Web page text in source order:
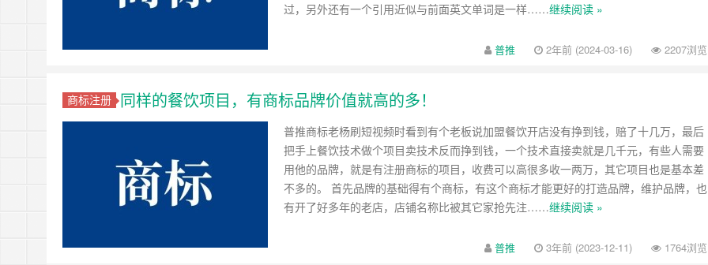
过，另外还有一个引用近似与前面英文单词是一样……继续阅读 »
普推 2年前 (2024-03-16) 2207浏览
商标注册 同样的餐饮项目，有商标品牌价值就高的多！
普推商标老杨刷短视频时看到有个老板说加盟餐饮开店没有挣到钱，赔了十几万，最后
把手上餐饮技术做个项目卖技术反而挣到钱，一个技术直接卖就是几千元，有些人需要
用他的品牌，就是有注册商标的项目，收费可以高很多收一两万，其它项目也是基本差
不多的。 首先品牌的基础得有个商标，有这个商标才能更好的打造品牌，维护品牌，也
有开了好多年的老店，店铺名称比被其它家抢先注……继续阅读 »
普推 3年前 (2023-12-11) 1764浏览